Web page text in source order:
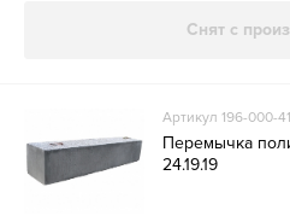
Снят с
Артикул 196-000-
Перемычка
24.19.19